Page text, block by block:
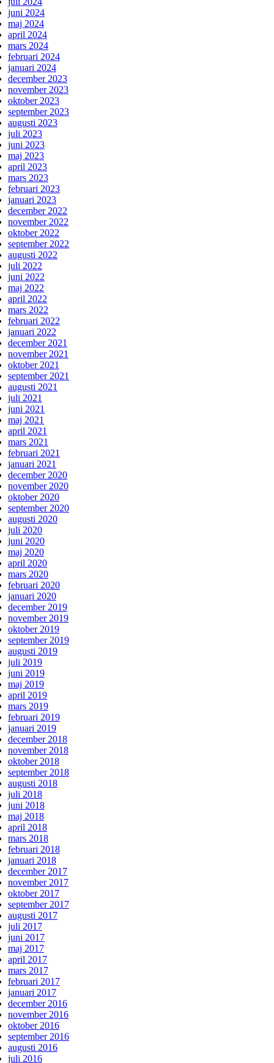
juni 2024
maj 2024
april 2024
mars 2024
februari 2024
januari 2024
december 2023
november 2023
oktober 2023
september 2023
augusti 2023
juli 2023
juni 2023
maj 2023
april 2023
mars 2023
februari 2023
januari 2023
december 2022
november 2022
oktober 2022
september 2022
augusti 2022
juli 2022
juni 2022
maj 2022
april 2022
mars 2022
februari 2022
januari 2022
december 2021
november 2021
oktober 2021
september 2021
augusti 2021
juli 2021
juni 2021
maj 2021
april 2021
mars 2021
februari 2021
januari 2021
december 2020
november 2020
oktober 2020
september 2020
augusti 2020
juli 2020
juni 2020
maj 2020
april 2020
mars 2020
februari 2020
januari 2020
december 2019
november 2019
oktober 2019
september 2019
augusti 2019
juli 2019
juni 2019
maj 2019
april 2019
mars 2019
februari 2019
januari 2019
december 2018
november 2018
oktober 2018
september 2018
augusti 2018
juli 2018
juni 2018
maj 2018
april 2018
mars 2018
februari 2018
januari 2018
december 2017
november 2017
oktober 2017
september 2017
augusti 2017
juli 2017
juni 2017
maj 2017
april 2017
mars 2017
februari 2017
januari 2017
december 2016
november 2016
oktober 2016
september 2016
augusti 2016
juli 2016